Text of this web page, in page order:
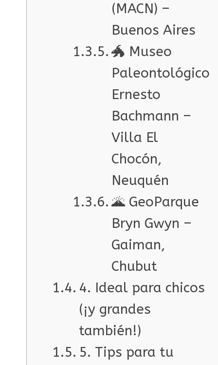
(MACN) –
Buenos Aires
🐲 Museo
Paleontológico
Ernesto
Bachmann –
Villa El
Chocón,
Neuquén
🌋 GeoParque
Bryn Gwyn –
Gaiman,
Chubut
4. Ideal para chicos
(¡y grandes
también!)
5. Tips para tu